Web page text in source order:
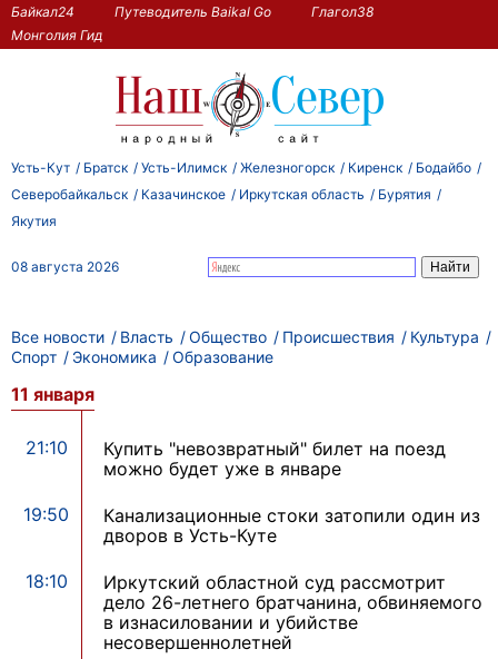
Байкал24 Путеводитель Baikal Go
Глагол38
Монголия Гид
Усть-Кут Братск Усть-Илимск Железногорск Киренск
Бодайбо
Северобайкальск
Казачинское Иркутская область
Бурятия
Якутия
08 августа 2026
Все новости Власть Общество Происшествия
Культура
Спорт
Экономика Образование
11 января
21:10
Купить "невозвратный" билет на поезд
можно будет уже в январе
19:50
Канализационные стоки затопили один из
дворов в Усть-Куте
18:10
Иркутский областной суд рассмотрит
дело 26-летнего братчанина, обвиняемого
в изнасиловании и убийстве
несовершеннолетней